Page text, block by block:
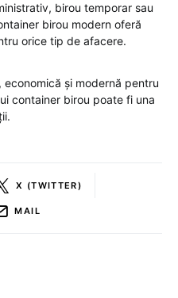
birou temporar sau
birou modern oferă
orice tip de afacere.
și modernă pentru
container birou poate fi una
X (TWITTER)
MAIL